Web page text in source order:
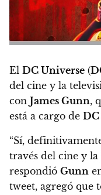
El DC Universe (
del cine y la
con James Gunn,
está a cargo de DC
“Sí,
través del cine y la
respondió Gunn
tweet, agregó que